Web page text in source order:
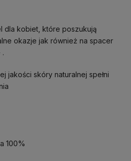
dla kobiet, które poszukują
okazje jak również na spacer
.
jakości skóry naturalnej spełni
100%